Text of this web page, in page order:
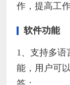
作，提高工
软件功能
1、支持多语
能，用户可